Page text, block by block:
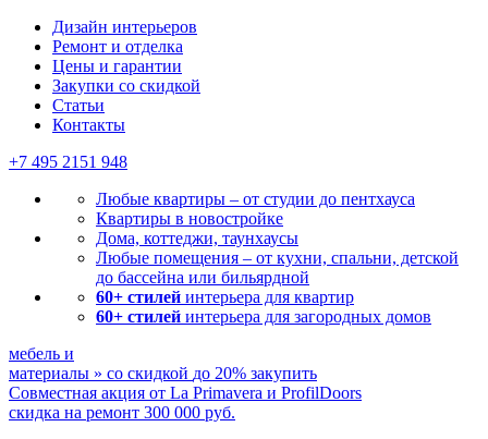
Дизайн интерьеров
Ремонт и отделка
Цены и гарантии
Закупки со скидкой
Статьи
Контакты
+7 495 2151 948
Любые квартиры – от студии до пентхауса
Квартиры в новостройке
Дома, коттеджи, таунхаусы
Любые помещения – от кухни, спальни, детской
до бассейна или бильярдной
60+ стилей интерьера для квартир
60+ стилей интерьера для загородных домов
мебель и
материалы » со скидкой до 20% закупить
Совместная акция от La Primavera и ProfilDoors
скидка на ремонт 300 000 руб.